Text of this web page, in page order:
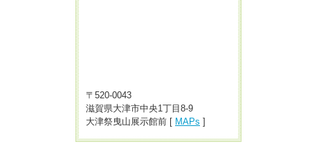
〒520-0043
滋賀県大津市中央1丁目8-9
大津祭曳山展示館前 [ MAPs ]